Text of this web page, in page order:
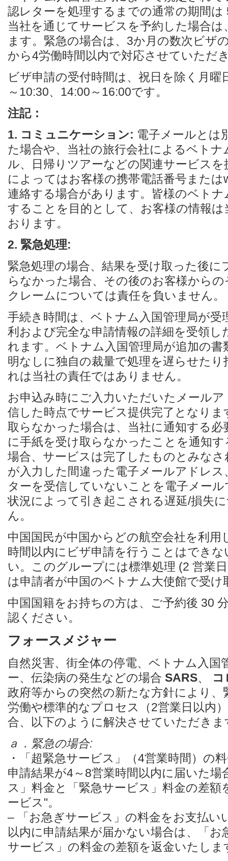
認レターを処理するまでの通常の期間
当社を通じてサービスを予約した場合
ます。緊急の場合は、3か月の数次ビザ
から4労働時間以内で対応させていただ
ビザ申請の受付時間は、祝日を除く月曜
～10:30、14:00～16:00です。
注記：
1. コミュニケーション: 電子メールとは
た場合や、当社の旅行会社によるベト
ル、日帰りツアーなどの関連サービス
によってはお客様の携帯電話番号また
連絡する場合があります。皆様のベト
することを目的として、お客様の情報
おります。
2. 緊急処理:
緊急処理の場合、結果を受け取った後
らなかった場合、その後のお客様から
クレームについては責任を負いません。
手続き時間は、ベトナム入国管理局が受
利および完全な申請情報の詳細を受領
れます。ベトナム入国管理局が追加の
明なしに独自の裁量で処理を遅らせた
れは当社の責任ではありません。
お申込み時にご入力いただいたメール
信した時点でサービス提供完了となり
取らなかった場合は、当社に通知する必
に手紙を受け取らなかったことを通知
場合、サービスは完了したものとみな
が入力した間違った電子メールアドレ
ターを受信して​​いないことを電子メー
状況によって引き起こされる遅延/損失
ん。
中国国民が中国からどの航空会社を利用
時間以内にビザ申請を行うことはでき
い。このグループには標準処理 (2 営業
は申請者が中国のベトナム大使館で受け
中国国籍をお持ちの方は、ご予約後 30
認ください。
フォースメジャー
自然災害、街全体の停電、ベトナム入国
ー、伝染病の発生などの場合 SARS、
政府等からの突然の新たな方針により、
労働や標準的なプロセス（2営業日以内
合、以下のように解決させていただきま
ａ．緊急の場合:
・「超緊急サービス」（4営業時間）の
申請結果が4～8営業時間以内に届いた場
ス」料金と「緊急サービス」料金の差
ービス"。
– 「お急ぎサービス」の料金をお支払い
以内に申請結果が届かない場合は、「
サービス」の料金の差額を返金いたしま